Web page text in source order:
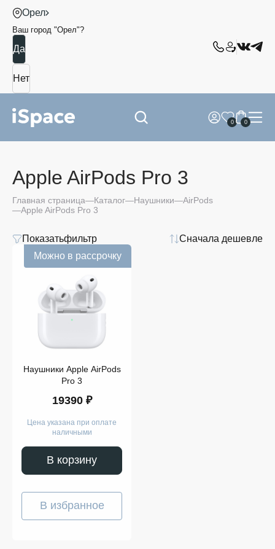
Орел
Ваш город "Орел"?
0 0
Apple AirPods Pro 3
Главная страница Каталог Наушники
AirPods
Apple AirPods Pro 3
Показатьфильтр
Сначала дешевле
Модель
Apple
AirPods
Pro 3
Можно в рассрочку
Наушники Apple AirPods
Pro 3
19390 ₽
Цена указана при оплате
наличными
В корзину
В избранное